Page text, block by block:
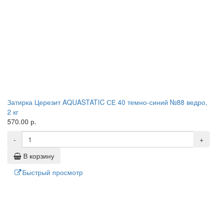
Затирка Церезит AQUASTATIC СЕ 40 темно-синий №88 ведро,
2 кг
570.00 р.
-
+
В корзину
Быстрый просмотр